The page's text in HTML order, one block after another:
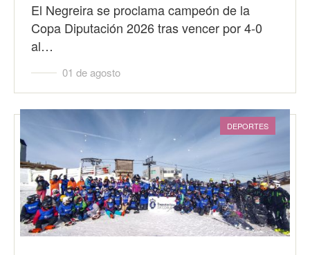
El Negreira se proclama campeón de la
Copa Diputación 2026 tras vencer por 4-0
al…
01 de agosto
DEPORTES